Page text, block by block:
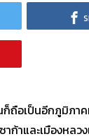
ถือเป็นอีกภูมิภา
ก้าและเมืองหล